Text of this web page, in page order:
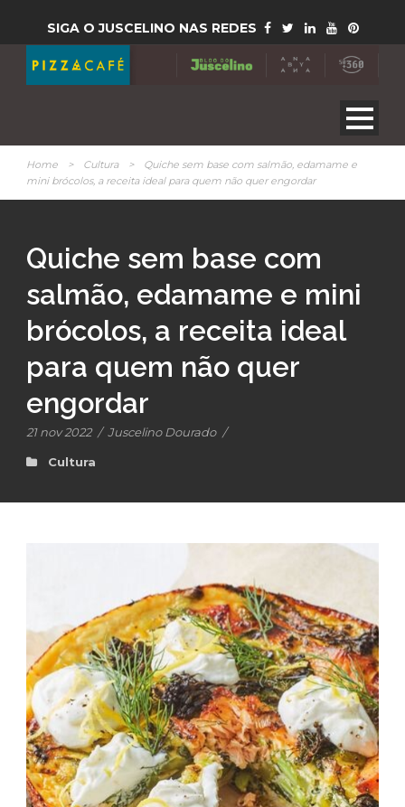
SIGA O JUSCELINO NAS REDES
Home > Cultura >
Quiche sem base com salmão, edamame e
mini brócolos, a receita ideal para quem não quer engordar
Quiche sem base com
salmão, edamame e mini
brócolos, a receita ideal
para quem não quer
engordar
21 nov 2022 / Juscelino Dourado /
Cultura